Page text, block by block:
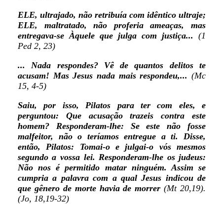
ELE, ultrajado, não retribuía com idêntico ultraje;
ELE, maltratado, não proferia ameaças, mas
entregava-se Àquele que julga com justiça...(1
Ped 2, 23)
... Nada respondes? Vê de quantos delitos te
acusam! Mas Jesus nada mais respondeu,...(Mc
15, 4-5)
Saiu, por isso, Pilatos para ter com eles, e
perguntou: Que acusação trazeis contra este
homem? Responderam-lhe: Se este não fosse
malfeitor, não o teríamos entregue a ti. Disse,
então, Pilatos: Tomai-o e julgai-o vós mesmos
segundo a vossa lei. Responderam-lhe os judeus:
Não nos é permitido matar ninguém. Assim se
cumpria a palavra com a qual Jesus indicou de
que gênero de morte havia de morrer(Mt 20,19).
(Jo, 18,19-32)